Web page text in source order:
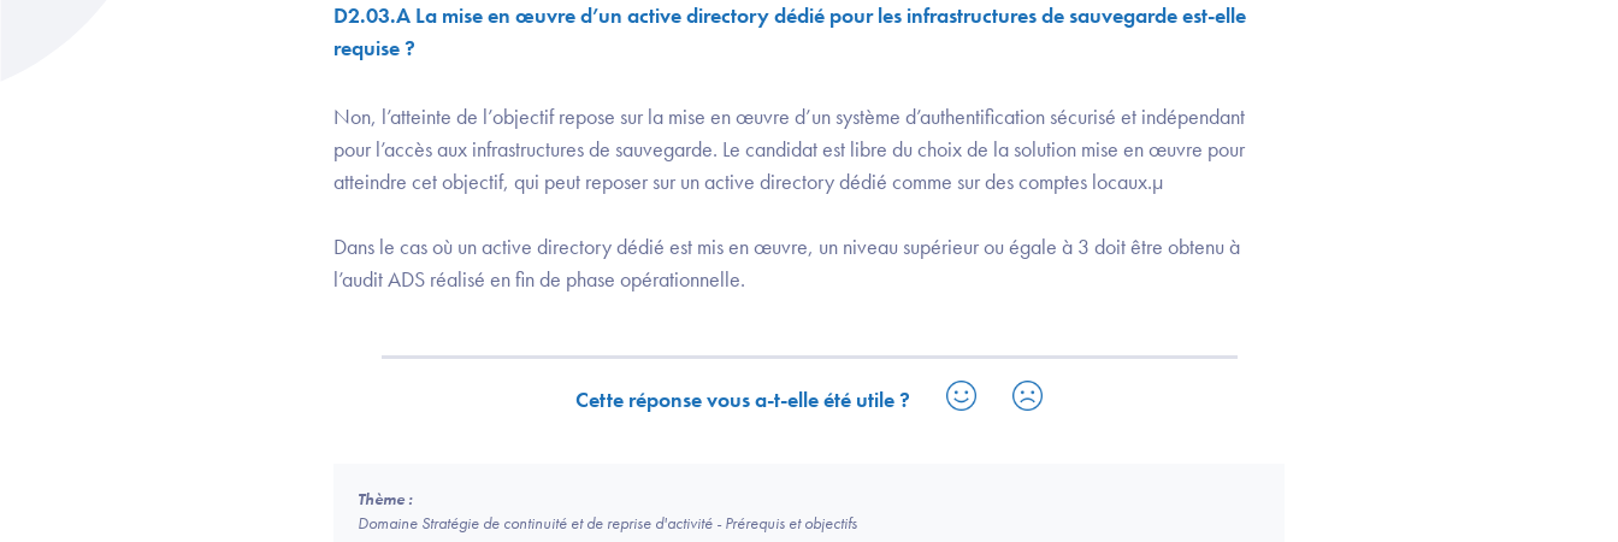
D2.03.A La mise en œuvre d’un active directory dédié pour les infrastructures de sauvegarde est-elle
requise ?
Non, l’atteinte de l’objectif repose sur la mise en œuvre d’un système d’authentification sécurisé et indépendant
pour l’accès aux infrastructures de sauvegarde. Le candidat est libre du choix de la solution mise en œuvre pour
atteindre cet objectif, qui peut reposer sur un active directory dédié comme sur des comptes locaux.µ
Dans le cas où un active directory dédié est mis en œuvre, un niveau supérieur ou égale à 3 doit être obtenu à
l’audit ADS réalisé en fin de phase opérationnelle.
Cette réponse vous a-t-elle été utile ?
Thème :
Domaine Stratégie de continuité et de reprise d'activité - Prérequis et objectifs